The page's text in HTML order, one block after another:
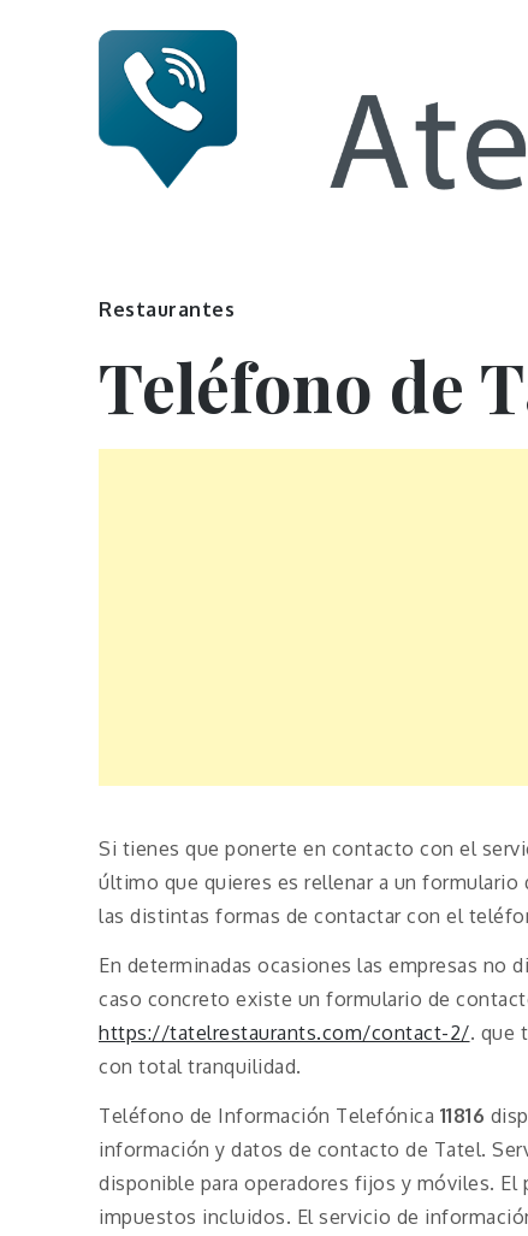
Restaurantes
Teléfono de
Si tienes que ponerte en contacto con el
último que quieres es rellenar a un formulario
las distintas formas de contactar con el
En determinadas ocasiones las empresas no
caso concreto existe un formulario de
https://tatelrestaurants.com/contact-2/. que
con total tranquilidad.
Teléfono de Información Telefónica 11816
información y datos de contacto de Tatel.
disponible para operadores fijos y móviles.
impuestos incluidos. El servicio de